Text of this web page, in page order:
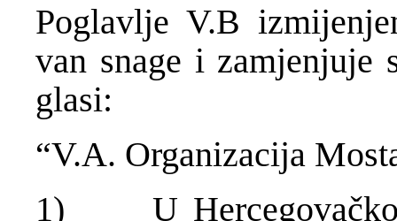
Poglavlje V.B
van snage i zamjenjuje
glasi:
“V.A. Organizacija
1) U Hercegovačko-